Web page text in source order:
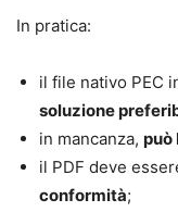
In pratica:
il file nativo PEC
soluzione
in mancanza, può
il PDF deve
conformità;